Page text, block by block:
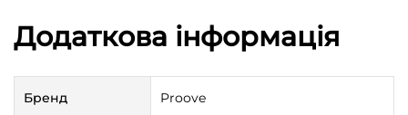
Додаткова інформація
Бренд Proove